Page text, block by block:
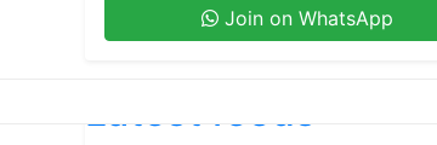
Join on WhatsApp
Latest feeds